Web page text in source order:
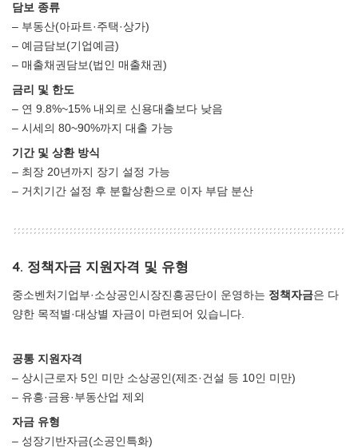
담보 종류
– 부동산(아파트·주택·상가)
– 예금담보(기업예금)
– 매출채권담보(법인 매출채권)
금리 및 한도
– 연 9.8%~15% 내외로 신용대출보다 낮음
– 시세의 80~90%까지 대출 가능
기간 및 상환 방식
– 최장 20년까지 장기 설정 가능
– 거치기간 설정 후 분할상환으로 이자 부담 분산
4. 정책자금 지원자격 및 유형
중소벤처기업부·소상공인시장진흥공단이 운영하는 정책자금은 다
양한 목적별·대상별 자금이 마련되어 있습니다.
공통 지원자격
– 상시근로자 5인 미만 소상공인(제조·건설 등 10인 미만)
– 유흥·금융·부동산업 제외
자금 유형
– 성장기반자금(소공인특화)